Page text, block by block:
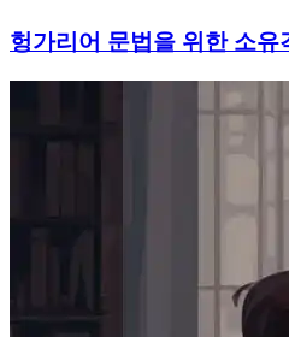
헝가리어 문법을 위한 소유